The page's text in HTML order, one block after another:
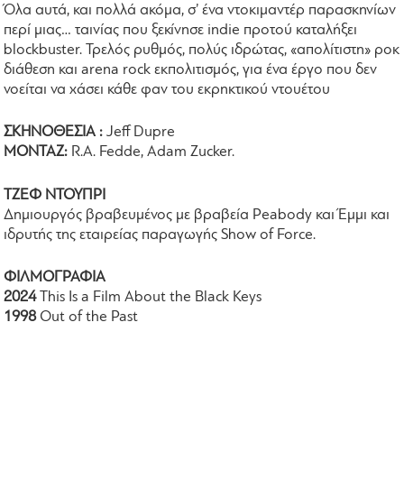
Όλα αυτά, και πολλά ακόμα, σ’ ένα ντοκιμαντέρ παρασκηνίων
περί μιας… ταινίας που ξεκίνησε indie προτού καταλήξει
blockbuster. Τρελός ρυθμός, πολύς ιδρώτας, «απολίτιστη» ροκ
διάθεση και arena rock εκπολιτισμός, για ένα έργο που δεν
νοείται να χάσει κάθε φαν του εκρηκτικού ντουέτου
ΣΚΗΝΟΘΕΣΙΑ : Jeff Dupre
ΜΟΝΤΑΖ: R.A. Fedde, Adam Zucker.
ΤΖΕΦ ΝΤΟΥΠΡΙ
Δημιουργός βραβευμένος με βραβεία Peabody και Έμμι και
ιδρυτής της εταιρείας παραγωγής Show of Force.
ΦΙΛΜΟΓΡΑΦΙΑ
2024This Is a Film About the Black Keys
1998 Out of the Past